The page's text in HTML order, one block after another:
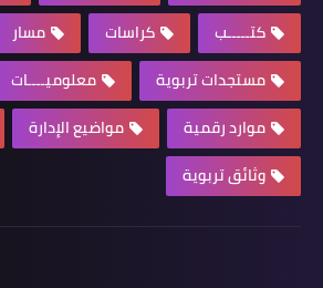
كتـــــب
كراسات
مسار
مستجدات تربوية
معلوميــــات
موارد رقمية
مواضيع الإدارة
وثائق تربوية